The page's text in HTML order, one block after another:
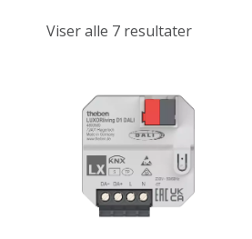
Viser alle 7 resultater